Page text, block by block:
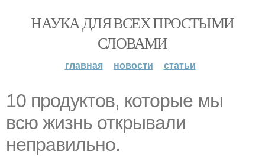
НАУКА ДЛЯ ВСЕХ ПРОСТЫМИ
СЛОВАМИ
главная новости статьи
10 продуктов, которые мы
всю жизнь открывали
неправильно.